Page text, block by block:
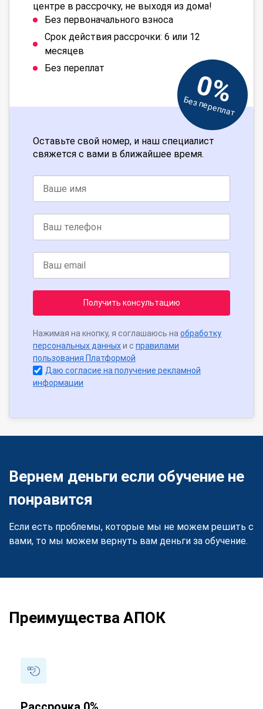
центре в рассрочку, не выходя из дома!
Без первоначального взноса
Срок действия рассрочки: 6 или 12
месяцев
Без переплат
0%
Без переплат
Оставьте свой номер, и наш специалист
свяжется с вами в ближайшее время.
Получить консультацию
Нажимая на кнопку, я соглашаюсь на обработку
персональных данныхи с правилами
пользования Платформой
Даю согласие на получение рекламной
информации
Вернем деньги если обучение не
понравится
Если есть проблемы, которые мы не можем решить с
вами, то мы можем вернуть вам деньги за обучение.
Преимущества АПОК